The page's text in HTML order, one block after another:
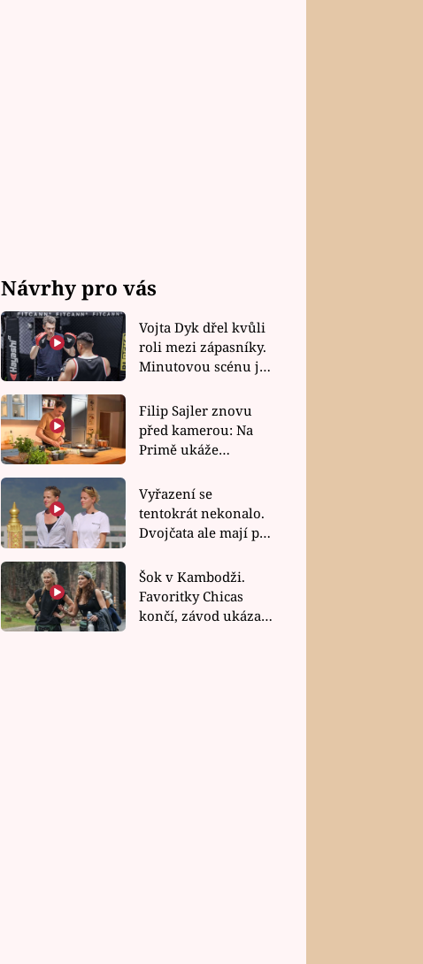
Návrhy pro vás
Vojta Dyk dřel kvůli
roli mezi zápasníky.
Minutovou scénu jel
Filip Sajler znovu
před kamerou: Na
Primě ukáže
rychlé recepty
Vyřazení se
tentokrát nekonalo.
Dvojčata ale mají po
závodu nůž na krku
Šok v Kambodži.
Favoritky Chicas
končí, závod ukázal